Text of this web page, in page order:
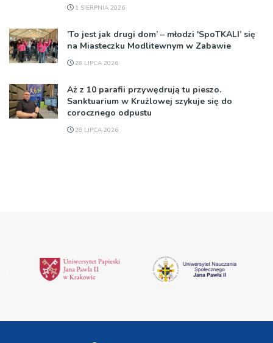
1 SIERPNIA 2026
’To jest jak drugi dom’ – młodzi 'SpoTKALI’ się
na Miasteczku Modlitewnym w Zabawie
28 LIPCA 2026
Aż z 10 parafii przywędrują tu pieszo.
Sanktuarium w Krużlowej szykuje się do
corocznego odpustu
28 LIPCA 2026